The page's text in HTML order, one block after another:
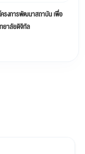
ครงการพัฒนาสถาบัน เพื่อ
ยาลัยดิจิทัล